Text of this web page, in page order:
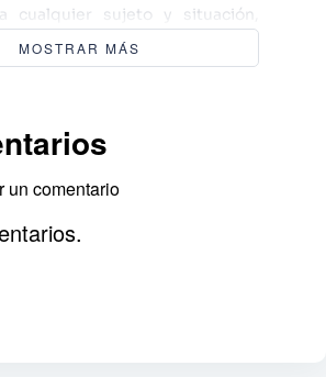
cualquier sujeto y situación,
muertas a paisajes
de un modo accesible, la
tus objetivos, el experto profesor
el estímulo para dibujar más y
MOSTRAR MÁS
un comentario